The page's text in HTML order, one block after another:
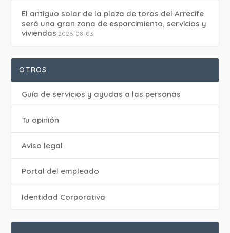
El antiguo solar de la plaza de toros del Arrecife
será una gran zona de esparcimiento, servicios y
viviendas 2026-08-03
OTROS
Guía de servicios y ayudas a las personas
Tu opinión
Aviso legal
Portal del empleado
Identidad Corporativa